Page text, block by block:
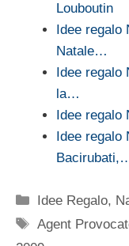
Louboutin
Idee regalo
Natale…
Idee regalo
la…
Idee regalo
Idee regalo
Categorie
Idee Regalo,
Tag
Agent